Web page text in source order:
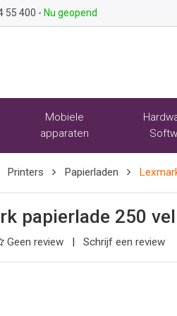
55 400 - Nu geopend
Mobiele
apparaten
Printers Papierladen
papierlade 250
Geen review Schrijf een review